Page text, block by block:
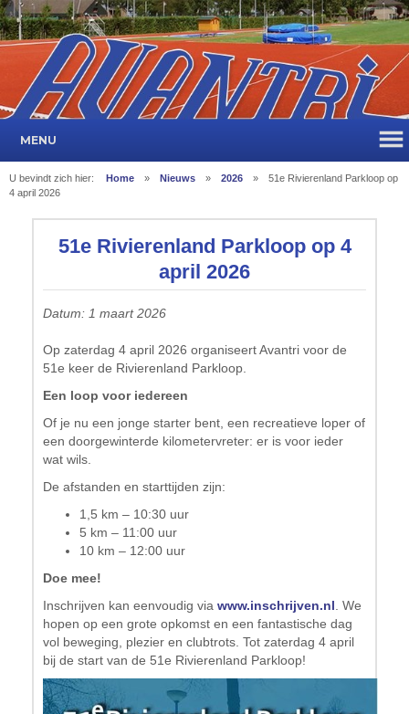
MENU
U bevindt zich hier: Home » Nieuws » 2026 »
51e Rivierenland Parkloop op
4 april 2026
51e Rivierenland Parkloop op 4
april 2026
Datum: 1 maart 2026
Op zaterdag 4 april 2026 organiseert Avantri voor de
51e keer de Rivierenland Parkloop.
Een loop voor iedereen
Of je nu een jonge starter bent, een recreatieve loper of
een doorgewinterde kilometervreter: er is voor ieder
wat wils.
De afstanden en starttijden zijn:
1,5 km – 10:30 uur
5 km – 11:00 uur
10 km – 12:00 uur
Doe mee!
Inschrijven kan eenvoudig via www.inschrijven.nl. We
hopen op een grote opkomst en een fantastische dag
vol beweging, plezier en clubtrots. Tot zaterdag 4 april
bij de start van de 51e Rivierenland Parkloop!